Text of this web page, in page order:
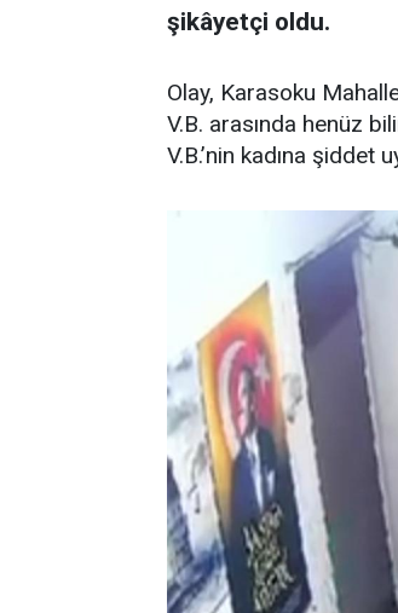
şikâyetçi oldu.
Olay, Karasoku
V.B. arasında henüz
V.B.’nin kadına şiddet